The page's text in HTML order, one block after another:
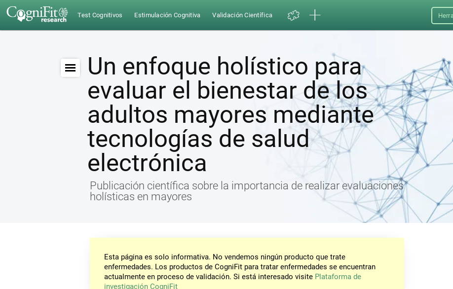
Test Cognitivos Estimulación Cognitiva Validación Científica
Un enfoque holístico para
evaluar el bienestar de los
adultos mayores mediante
tecnologías de salud
electrónica
Publicación científica sobre la importancia de realizar evaluaciones
holísticas en mayores
Esta página es solo informativa. No vendemos ningún producto que trate
enfermedades. Los productos de CogniFit para tratar enfermedades se encuentran
actualmente en proceso de validación. Si está interesado visite Plataforma de
investigación CogniFit